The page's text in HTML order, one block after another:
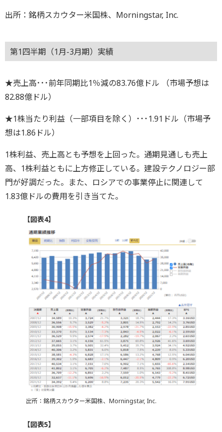
出所：銘柄スカウター米国株、Morningstar, Inc.
第1四半期（1月-3月期）実績
★売上高･･･前年同期比1％減の83.76億ドル （市場予想は
82.88億ドル）
★1株当たり利益（一部項目を除く）･･･1.91ドル（市場予
想は1.86ドル）
1株利益、売上高とも予想を上回った。通期見通しも売上
高、1株利益ともに上方修正している。建設テクノロジー部
門が好調だった。また、ロシアでの事業停止に関連して
1.83億ドルの費用を引き当てた。
【図表4】
出所：銘柄スカウター米国株、Morningstar, Inc.
【図表5】